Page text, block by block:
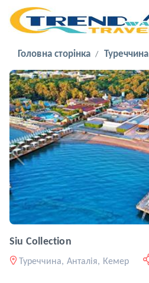
Головна сторінка Туреччина
Siu Collection
Туреччина, Анталія, Кемер